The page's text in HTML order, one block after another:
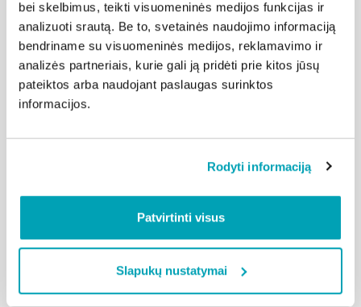
bei skelbimus, teikti visuomeninės medijos funkcijas ir
analizuoti srautą. Be to, svetainės naudojimo informaciją
bendriname su visuomeninės medijos, reklamavimo ir
analizės partneriais, kurie gali ją pridėti prie kitos jūsų
pateiktos arba naudojant paslaugas surinktos
informacijos.
Rodyti informaciją
Patvirtinti visus
Slapukų nustatymai
Susijusios naujienos
" loading="lazy"/>
Kalba vilniečiai 2026-08-04